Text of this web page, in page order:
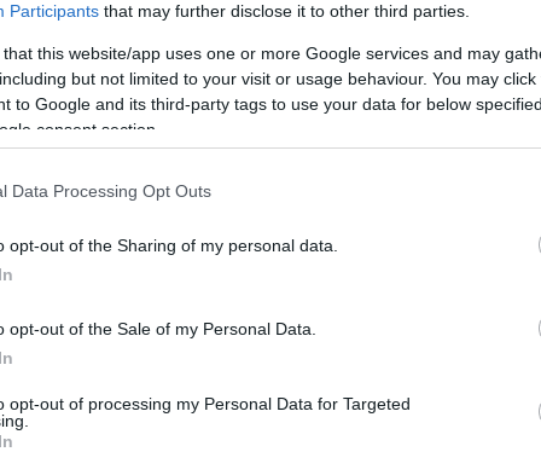
Participants that may further disclose it to other third parties.
that this website/app uses one or more Google services and may
but not limited to your visit or usage behaviour. You may
to Google and its third-party tags to use your data for below
consent section.
Data Processing Opt Outs
opt-out of the Sharing of my personal data.
opt-out of the Sale of my Personal Data.
opt-out of processing my Personal Data for Targeted
για τους ανθρώπους να έρθουν κοντά τους,
έχουν μια αρνητική οπτική που δεν φωνάζει
για σένα».
λίγος χρόνος για να εμπιστευτούν τους
την δύσκολη πλευρά τους και να παραμείνετε
που συμπαθούν, ακόμα κι αν δεν
στα προβλήματά σας.
τους και η απροθυμία τους να είναι
τους κάνει δύσκολο να συνδεθούν
του νερού, γεγονός που τους κάνει πιο